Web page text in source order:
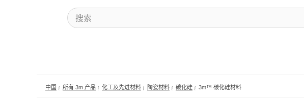
中国 所有 3m 产品 化工及先进材料 陶瓷材料 碳化硅 3m™ 碳化硅材料